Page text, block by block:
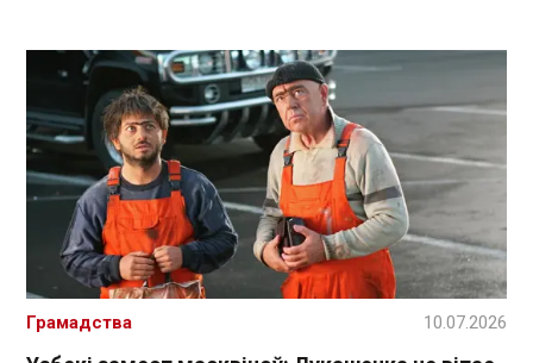
Грамадства 10.07.2026